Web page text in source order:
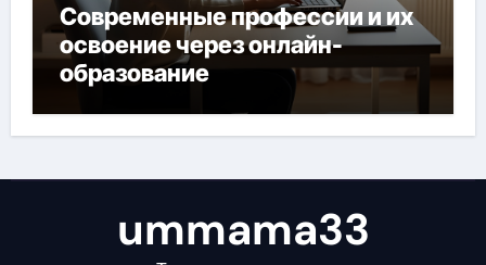
Современные профессии и их
освоение через онлайн-
образование
ummama33